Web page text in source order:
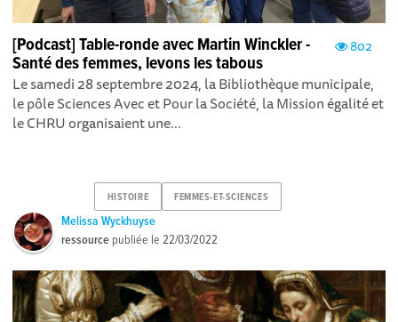
802
[Podcast] Table-ronde avec Martin Winckler -
Santé des femmes, levons les tabous
Le samedi 28 septembre 2024, la Bibliothèque municipale,
le pôle Sciences Avec et Pour la Société, la Mission égalité et
le CHRU organisaient une...
HISTOIRE FEMMES-ET-SCIENCES
Melissa Wyckhuyse
ressource publiée le22/03/2022